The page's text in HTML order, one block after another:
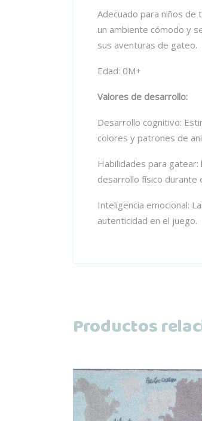
Adecuado para niños
un ambiente cómodo y
sus aventuras de gateo.
Edad: 0M+
Valores de desarrollo:
Desarrollo cognitivo:
colores y patrones de
Habilidades para
desarrollo físico durante
Inteligencia emocional:
autenticidad en el juego.
Productos